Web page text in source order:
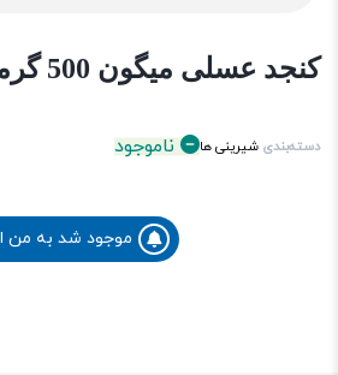
کنجد عسلی میگون 500 گرمی
دسته‌بندی شیرینی ها ناموجود
موجود شد به من